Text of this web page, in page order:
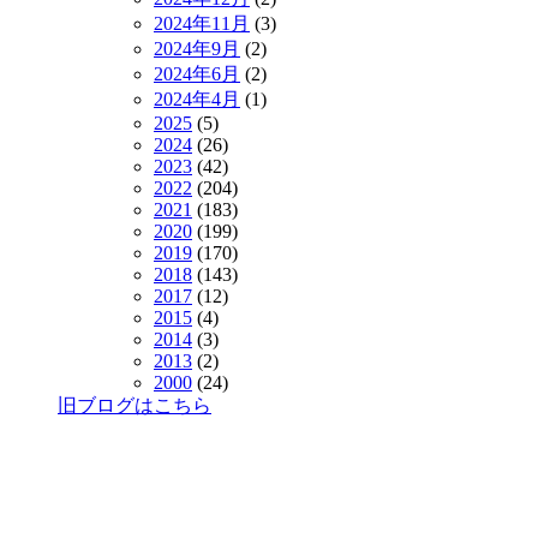
2024年11月 (3)
2024年9月 (2)
2024年6月 (2)
2024年4月 (1)
2025 (5)
2024 (26)
2023 (42)
2022 (204)
2021 (183)
2020 (199)
2019 (170)
2018 (143)
2017 (12)
2015 (4)
2014 (3)
2013 (2)
2000 (24)
旧ブログはこちら